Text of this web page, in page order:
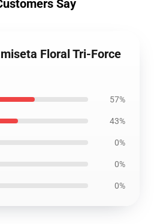
Say
Floral Tri-Force
57%
43%
0%
0%
0%